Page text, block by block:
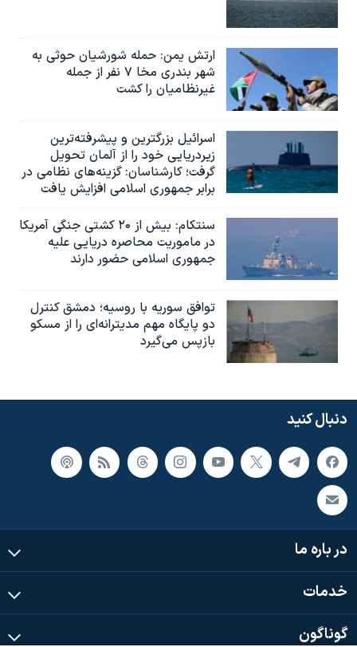
ارتش یمن: حمله شورشیان حوثی به
شهر بندری مخا ۷ نفر از جمله
غیرنظامیان را کشت
اسرائيل بزرگترین و پیشرفته‌ترین
زیردریایی خود را از آلمان تحویل
گرفت؛ کارشناسان: گزینه‌های نظامی در
برابر جمهوری اسلامی افزایش یافت
سنتکام: بیش از ۲۰ کشتی جنگی آمریکا
در ماموریت محاصره دریایی علیه
جمهوری اسلامی حضور دارند
توافق سوریه با روسیه؛ دمشق کنترل
دو پایگاه مهم مدیترانه‌ای را از مسکو
بازپس می‌گیرد
دنبال کنید
در باره ما
خدمات
گوناگون